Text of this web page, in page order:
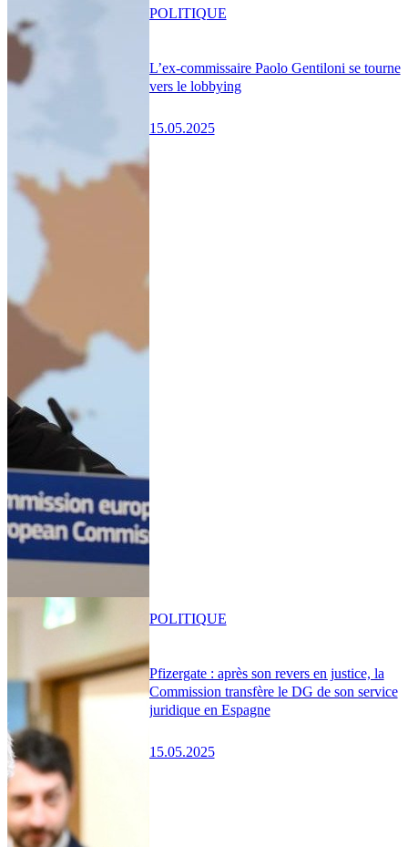
L’ex-commissaire Paolo Gentiloni se tourne
vers le lobbying
15.05.2025
POLITIQUE
Pfizergate : après son revers en justice, la
Commission transfère le DG de son service
juridique en Espagne
15.05.2025
POLITIQUE